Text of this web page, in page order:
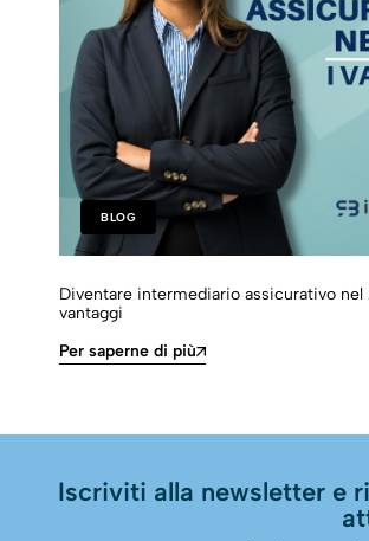
BLOG
Diventare intermediario assicurativo
vantaggi
Per saperne di più
Iscriviti alla newsletter e